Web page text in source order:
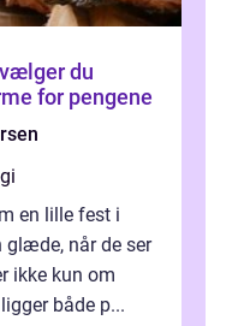
du
for pengene
en lille fest i
glæde, når de ser
ikke kun om
både p...